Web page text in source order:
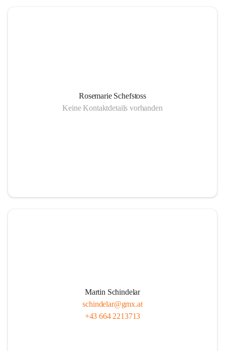
Rosemarie Schefstoss
Keine Kontaktdetails vorhanden
Martin Schindelar
schindelar@gmx.at
+43 664 2213713